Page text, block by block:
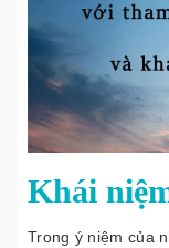
Khái
Trong ý niệm của